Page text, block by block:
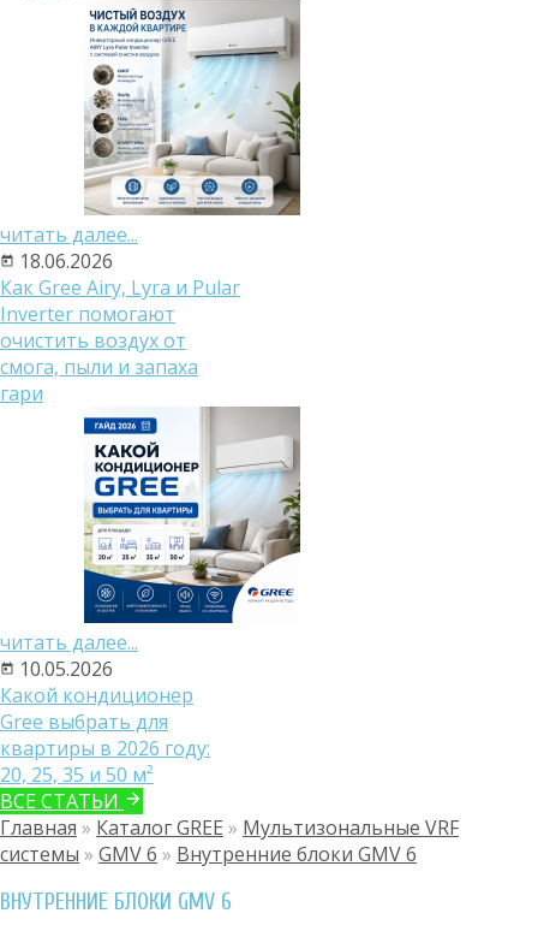
читать далее...
18.06.2026
Как Gree Airy, Lyra и Pular
Inverter помогают
очистить воздух от
смога, пыли и запаха
гари
читать далее...
10.05.2026
Какой кондиционер
Gree выбрать для
квартиры в 2026 году:
20, 25, 35 и 50 м²
ВСЕ СТАТЬИ
Главная » Каталог GREE » Мультизональные VRF
системы » GMV 6 » Внутренние блоки GMV 6
ВНУТРЕННИЕ БЛОКИ GMV 6